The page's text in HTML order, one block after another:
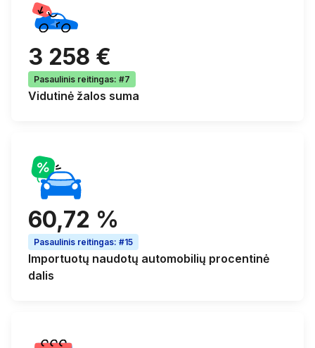
3 258 €
Pasaulinis reitingas: #7
Vidutinė žalos suma
60,72 %
Pasaulinis reitingas: #15
Importuotų naudotų automobilių procentinė
dalis